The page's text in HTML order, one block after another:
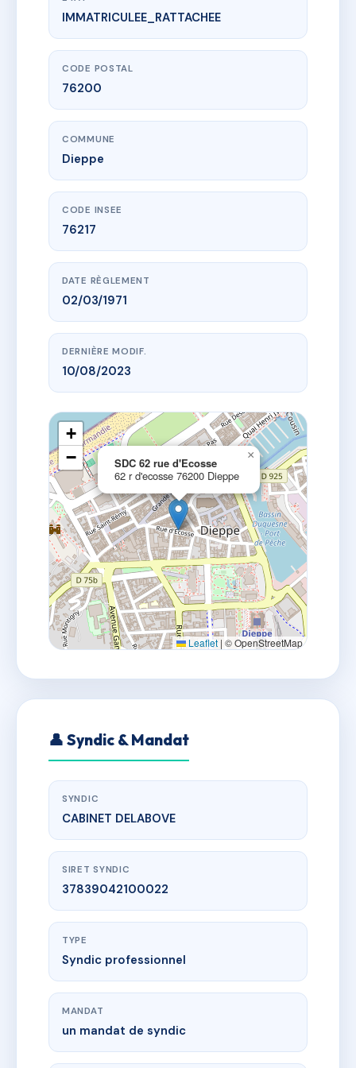
www.vme.plus/AA4562930
SDC 62 rue d'Ecosse
62 r d'ecosse
IMMATRICULEE_RATTACHEE
CODE POSTAL
76200
COMMUNE
Dieppe
CODE INSEE
76217
DATE RÈGLEMENT
02/03/1971
DERNIÈRE MODIF.
10/08/2023
SDC 62 rue d'Ecosse
62 r d'ecosse 76200 Dieppe
×
+
−
Leaflet | © OpenStreetMap
👤 Syndic & Mandat
SYNDIC
CABINET DELABOVE
SIRET SYNDIC
37839042100022
TYPE
Syndic professionnel
MANDAT
un mandat de syndic